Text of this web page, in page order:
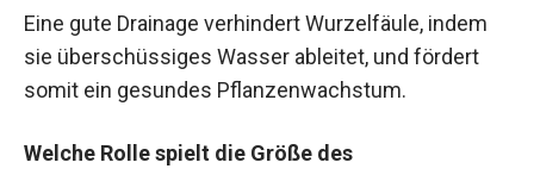
Eine gute Drainage verhindert Wurzelfäule, indem
sie überschüssiges Wasser ableitet, und fördert
somit ein gesundes Pflanzenwachstum.
Welche Rolle spielt die Größe des